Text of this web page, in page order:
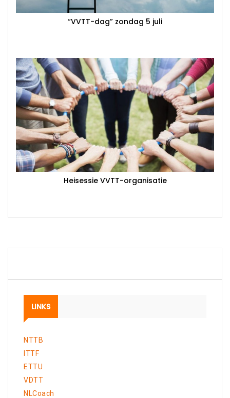
“VVTT-dag” zondag 5 juli
Heisessie VVTT-organisatie
LINKS
NTTB
ITTF
ETTU
VDTT
NLCoach